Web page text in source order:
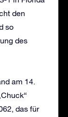
den
so
des
am 14.
das für